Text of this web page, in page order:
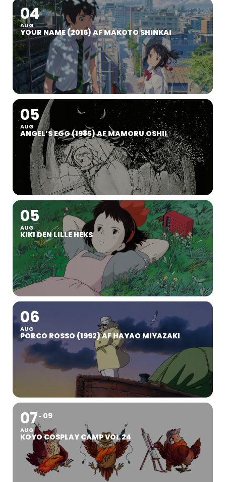
04
AUG
YOUR NAME (2016) AF MAKOTO SHINKAI
05
AUG
ANGEL’S EGG (1985) AF MAMORU OSHII
05
AUG
KIKI DEN LILLE HEKS
06
AUG
PORCO ROSSO (1992) AF HAYAO MIYAZAKI
07
AUG
09
KOYO COSPLAY CAMP VOL 24